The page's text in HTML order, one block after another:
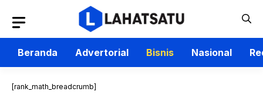
isi
Beranda
Advertorial Bisnis Nasional
[rank_math_breadcrumb]